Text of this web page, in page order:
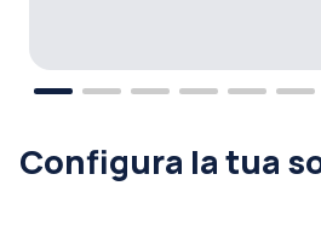
Configura la tua